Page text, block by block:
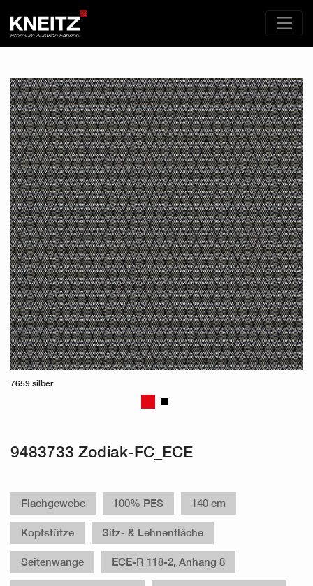
7659 silber
9483733 Zodiak-FC_ECE
Flachgewebe 100% PES 140 cm
Kopfstütze Sitz- & Lehnenfläche
Seitenwange ECE-R 118-2, Anhang 8